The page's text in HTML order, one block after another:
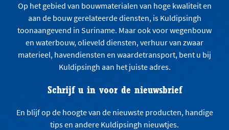
Op het gebied van bouwmaterialen van hoge kwaliteit en
aan de bouw gerelateerde diensten, is Kuldipsingh
toonaangevend in Suriname. Maar ook voor wegenbouw
en waterbouw, olieveld diensten, verhuur van zwaar
materieel, havendiensten en waardetransport, bent u bij
Kuldipsingh aan het juiste adres.
Schrijf u in voor de nieuwsbrief
En blijf op de hoogte van de nieuwste producten, handige
tips en andere Kuldipsingh nieuwtjes.